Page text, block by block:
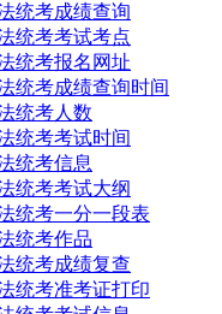
统考成绩查询
统考考试考点
统考报名网址
统考成绩查询时间
统考人数
统考考试时间
统考信息
统考考试大纲
统考一分一段表
统考作品
统考成绩复查
统考准考证打印